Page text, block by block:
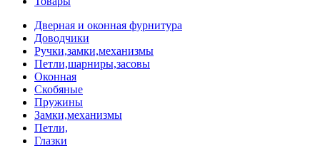
Дверная и оконная фурнитура
Доводчики
Ручки,замки,механизмы
Петли,шарниры,засовы
Оконная
Скобяные
Пружины
Замки,механизмы
Петли,
Глазки